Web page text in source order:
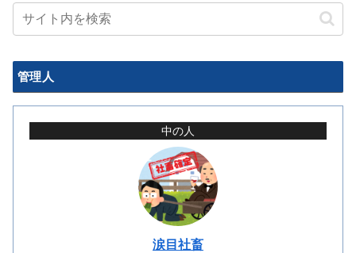
管理人
中の人
涙目社畜